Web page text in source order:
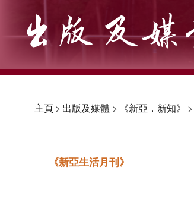
主頁> 出版及媒體 > 《新亞．新知》 >
《新亞生活月刊》